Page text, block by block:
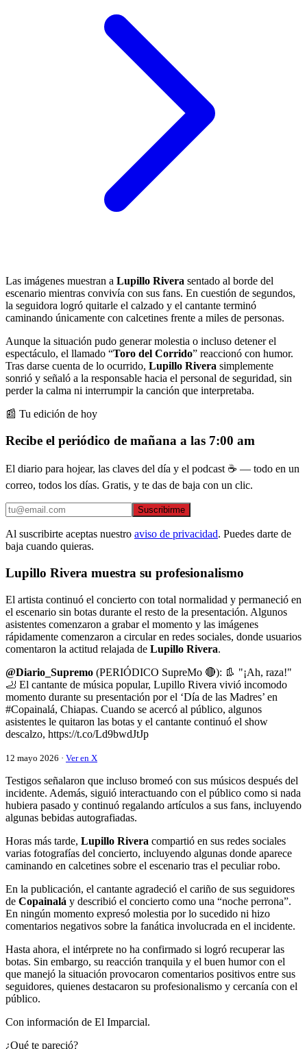
Las imágenes muestran a Lupillo Rivera sentado al borde del
escenario mientras convivía con sus fans. En cuestión de segundos,
la seguidora logró quitarle el calzado y el cantante terminó
caminando únicamente con calcetines frente a miles de personas.
Aunque la situación pudo generar molestia o incluso detener el
espectáculo, el llamado “Toro del Corrido” reaccionó con humor.
Tras darse cuenta de lo ocurrido, Lupillo Rivera simplemente
sonrió y señaló a la responsable hacia el personal de seguridad, sin
perder la calma ni interrumpir la canción que interpretaba.
📰 Tu edición de hoy
Recibe el periódico de mañana a las 7:00 am
El diario para hojear, las claves del día y el podcast ☕ — todo en un
correo, todos los días. Gratis, y te das de baja con un clic.
Suscribirme
Al suscribirte aceptas nuestro aviso de privacidad. Puedes darte de
baja cuando quieras.
Lupillo Rivera muestra su profesionalismo
El artista continuó el concierto con total normalidad y permaneció en
el escenario sin botas durante el resto de la presentación. Algunos
asistentes comenzaron a grabar el momento y las imágenes
rápidamente comenzaron a circular en redes sociales, donde usuarios
comentaron la actitud relajada de Lupillo Rivera.
@Diario_Supremo (PERIÓDICO SupreMo 🔴): 👢 "¡Ah, raza!"
🦶 El cantante de música popular, Lupillo Rivera vivió incomodo
momento durante su presentación por el ‘Día de las Madres’ en
#Copainalá, Chiapas. Cuando se acercó al público, algunos
asistentes le quitaron las botas y el cantante continuó el show
descalzo, https://t.co/Ld9bwdJtJp
12 mayo 2026 · Ver en X
Testigos señalaron que incluso bromeó con sus músicos después del
incidente. Además, siguió interactuando con el público como si nada
hubiera pasado y continuó regalando artículos a sus fans, incluyendo
algunas bebidas autografiadas.
Horas más tarde, Lupillo Rivera compartió en sus redes sociales
varias fotografías del concierto, incluyendo algunas donde aparece
caminando en calcetines sobre el escenario tras el peculiar robo.
En la publicación, el cantante agradeció el cariño de sus seguidores
de Copainalá y describió el concierto como una “noche perrona”.
En ningún momento expresó molestia por lo sucedido ni hizo
comentarios negativos sobre la fanática involucrada en el incidente.
Hasta ahora, el intérprete no ha confirmado si logró recuperar las
botas. Sin embargo, su reacción tranquila y el buen humor con el
que manejó la situación provocaron comentarios positivos entre sus
seguidores, quienes destacaron su profesionalismo y cercanía con el
público.
Con información de El Imparcial.
¿Qué te pareció?